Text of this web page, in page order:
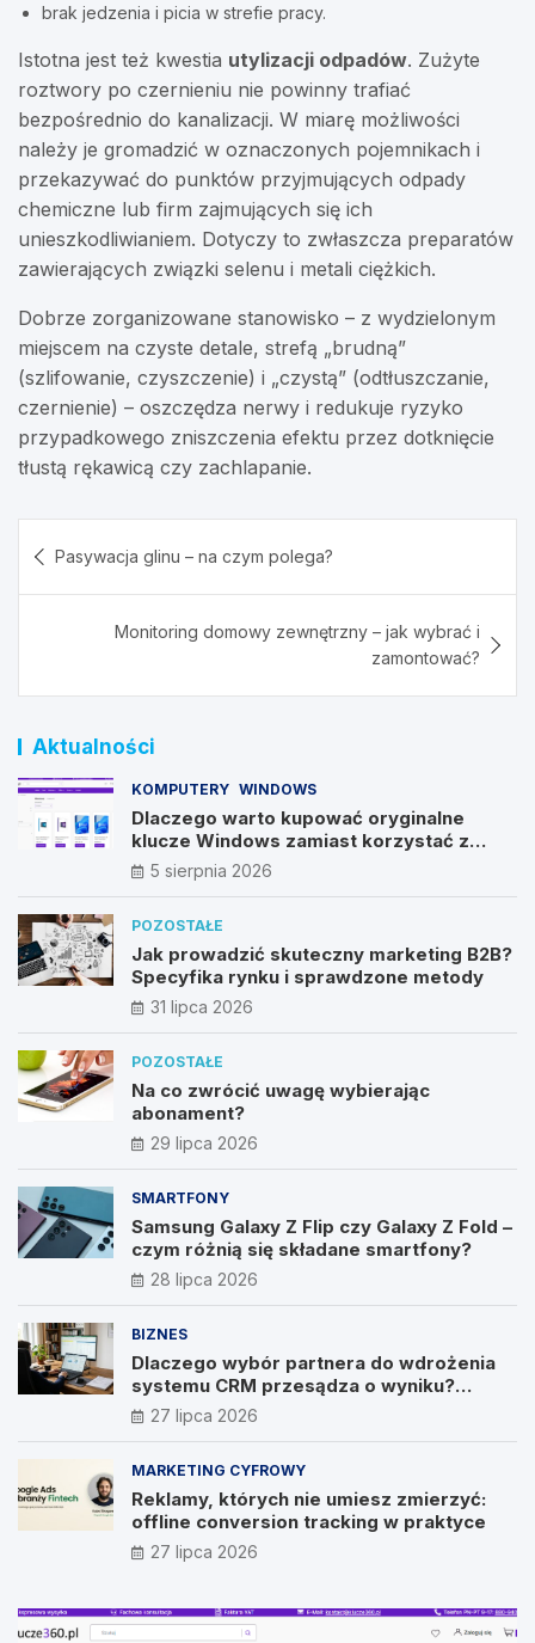
brak jedzenia i picia w strefie pracy.
Istotna jest też kwestia utylizacji odpadów. Zużyte
roztwory po czernieniu nie powinny trafiać
bezpośrednio do kanalizacji. W miarę możliwości
należy je gromadzić w oznaczonych pojemnikach i
przekazywać do punktów przyjmujących odpady
chemiczne lub firm zajmujących się ich
unieszkodliwianiem. Dotyczy to zwłaszcza preparatów
zawierających związki selenu i metali ciężkich.
Dobrze zorganizowane stanowisko – z wydzielonym
miejscem na czyste detale, strefą „brudną”
(szlifowanie, czyszczenie) i „czystą” (odtłuszczanie,
czernienie) – oszczędza nerwy i redukuje ryzyko
przypadkowego zniszczenia efektu przez dotknięcie
tłustą rękawicą czy zachlapanie.
wpisu
Pasywacja glinu – na czym polega?
Monitoring domowy zewnętrzny – jak wybrać i
zamontować?
Aktualności
KOMPUTERY WINDOWS
Dlaczego warto kupować oryginalne
klucze Windows zamiast korzystać z
nieautoryzowanych źródeł?
5 sierpnia 2026
POZOSTAŁE
Jak prowadzić skuteczny marketing B2B?
Specyfika rynku i sprawdzone metody
31 lipca 2026
POZOSTAŁE
Na co zwrócić uwagę wybierając
abonament?
29 lipca 2026
SMARTFONY
Samsung Galaxy Z Flip czy Galaxy Z Fold –
czym różnią się składane smartfony?
28 lipca 2026
BIZNES
Dlaczego wybór partnera do wdrożenia
systemu CRM przesądza o wyniku?
Wywiad z Pawłem Prymakowskim, CEO IT
Vision
27 lipca 2026
MARKETING CYFROWY
Reklamy, których nie umiesz zmierzyć:
offline conversion tracking w praktyce
27 lipca 2026